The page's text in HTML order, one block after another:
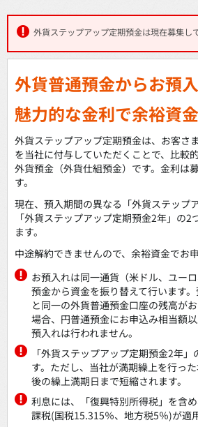
外貨ステップアップ定期預金は現在募集し
外貨普通預金からお預入
魅力的な金利で余裕資
外貨ステップアップ定期預金は、お客さ
を当社に付与していただくことで、比較
外貨預金（外貨仕組預金）です。金利は
す。
現在、預入期間の異なる「外貨ステップ
「外貨ステップアップ定期預金2年」の2
ます。
中途解約できませんので、余裕資金でお
お預入れは同一通貨（米ドル、ユー
預金から資金を振り替えて行います
と同一の外貨普通預金口座の残高が
場合、円普通預金にお申込み相当額
預入れは行われません。
「外貨ステップアップ定期預金2年
す。ただし、当社が満期繰上を行っ
後の繰上満期日まで短縮されます。
利息には、「復興特別所得税」を含
課税(国税15.315％、地方税5％)が適